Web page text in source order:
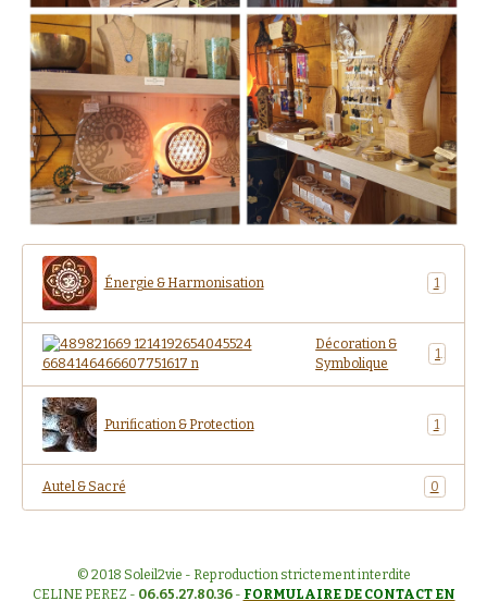
Énergie & Harmonisation 1
Décoration &
Symbolique
1
Purification & Protection 1
Autel & Sacré 0
© 2018 Soleil2vie - Reproduction strictement interdite
CELINE PEREZ - 06.65.27.80.36- FORMULAIRE DE CONTACT EN